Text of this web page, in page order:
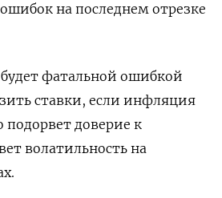
на последнем отрезке
фатальной ошибкой
ставки, если инфляция
подорвет доверие к
волатильность на